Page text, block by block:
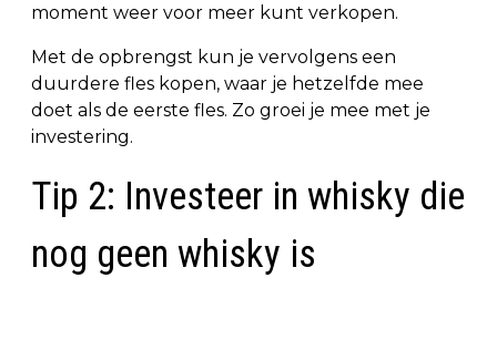
moment weer voor meer kunt verkopen.
Met de opbrengst kun je vervolgens een
duurdere fles kopen, waar je hetzelfde mee
doet als de eerste fles. Zo groei je mee met je
investering.
Tip 2: Investeer in whisky die
nog geen whisky is